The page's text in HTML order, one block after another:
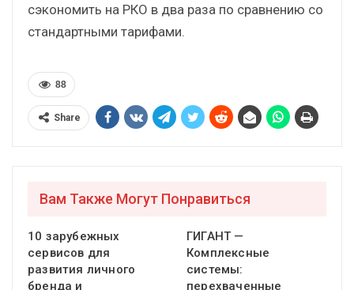
сэкономить на РКО в два раза по сравнению со
стандартными тарифами.
88
Share
Вам Также Могут Понравиться
10 зарубежных
сервисов для
развития личного
бренда и
ГИГАНТ —
Комплексные
системы:
перехваченные